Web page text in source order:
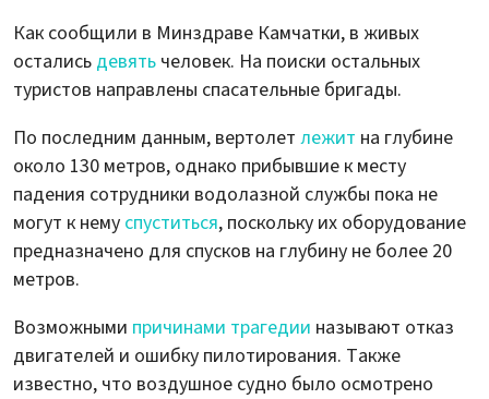
Как сообщили в Минздраве Камчатки, в живых
остались девять человек. На поиски остальных
туристов направлены спасательные бригады.
По последним данным, вертолет лежит на глубине
около 130 метров, однако прибывшие к месту
падения сотрудники водолазной службы пока не
могут к нему спуститься, поскольку их оборудование
предназначено для спусков на глубину не более 20
метров.
Возможными причинами трагедии называют отказ
двигателей и ошибку пилотирования. Также
известно, что воздушное судно было осмотрено